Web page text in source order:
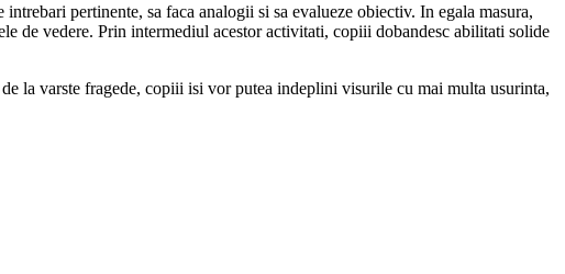
pertinente, sa faca analogii si sa evalueze obiectiv. In egala masura,
de vedere. Prin intermediul acestor activitati, copiii dobandesc abilitati solide
la varste fragede, copiii isi vor putea indeplini visurile cu mai multa usurinta,